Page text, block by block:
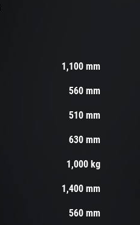
1,100 mm
560 mm
510 mm
630 mm
1,000 kg
1,400 mm
560 mm